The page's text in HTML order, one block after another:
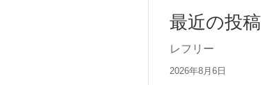
最近の投稿
レフリー
2026年8月6日